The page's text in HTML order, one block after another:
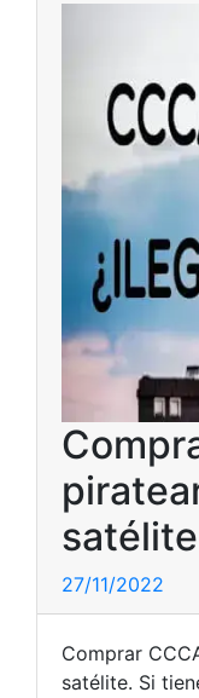
satélite
27/11/2022
Comprar
satélite. Si